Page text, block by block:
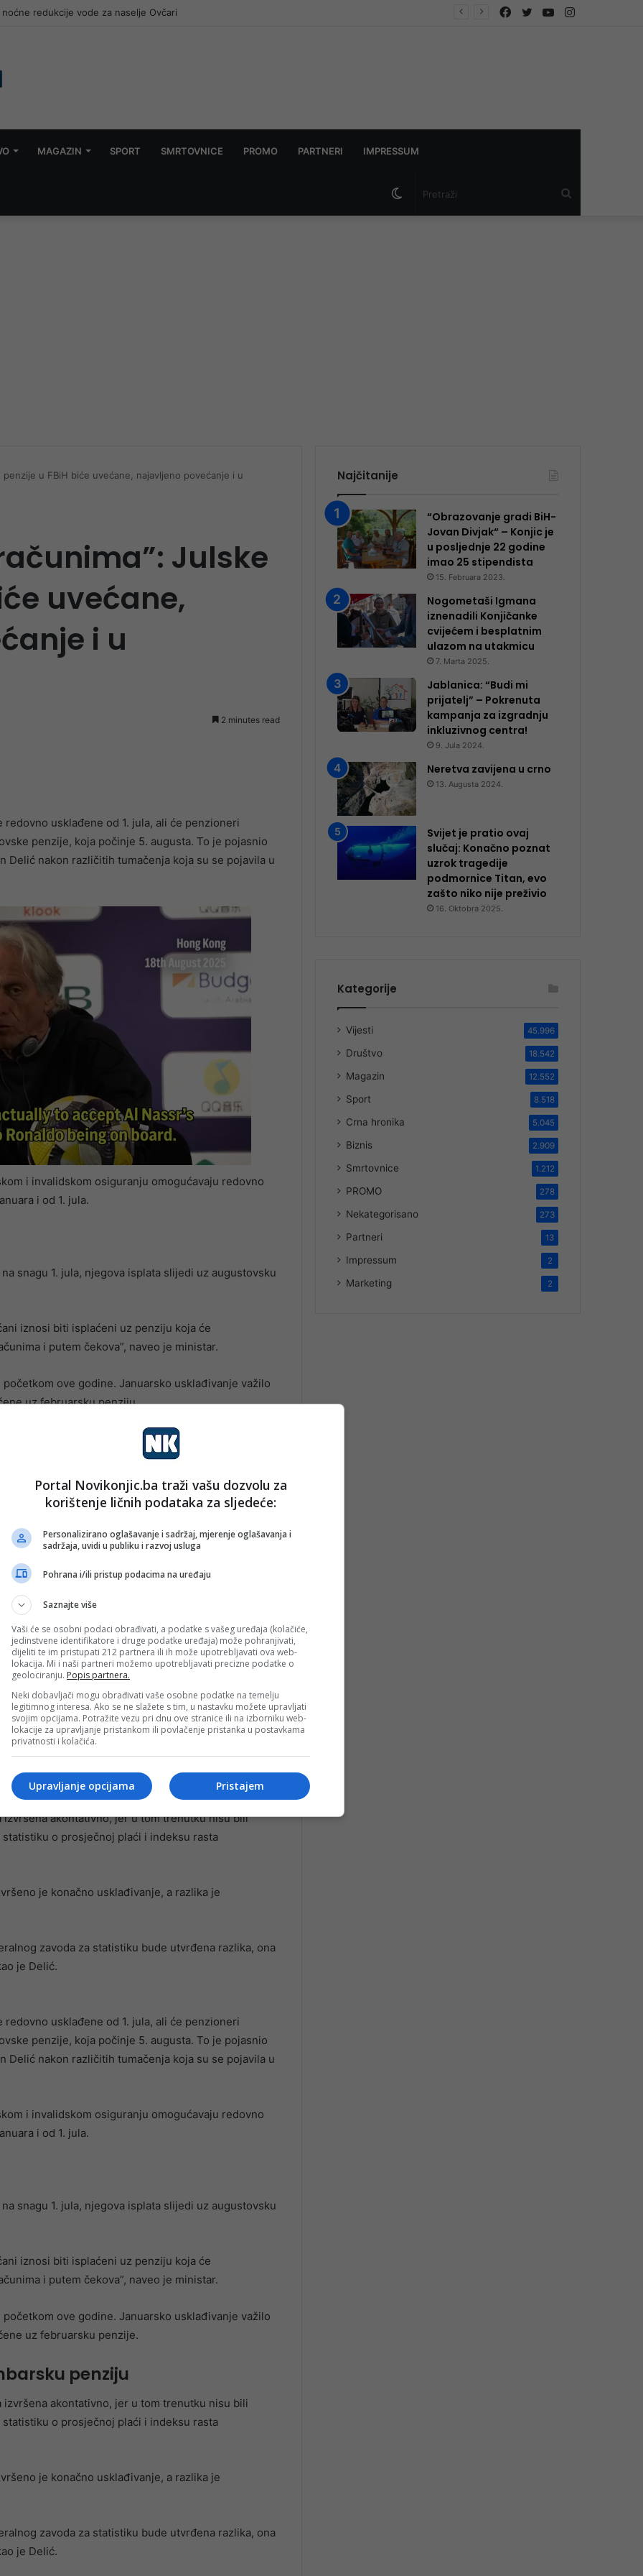
redukcije vode za naselje Ovčari Instagram
YouTube
Twitter
Facebook
MAGAZIN SPORT SMRTOVNICE PROMO PARTNERI IMPRESSUM
Switch
penzije u FBiH biće uvećane, najavljeno povećanje i u
Julske
uvećane,
i u
2 minutes read
usklađene od 1. jula, ali će penzioneri
penzije, koja počinje 5. augusta. To je pojasnio
nakon različitih tumačenja koja su se pojavila u
i invalidskom osiguranju omogućavaju redovno
i od 1. jula.
snagu 1. jula, njegova isplata slijedi uz augustovsku
iznosi biti isplaćeni uz penziju koja će
i putem čekova”, naveo je ministar.
ove godine. Januarsko usklađivanje važilo
uz februarsku penziju.
penziju
akontativno, jer u tom trenutku nisu bili
o prosječnoj plaći i indeksu rasta
je konačno usklađivanje, a razlika je
zavoda za statistiku bude utvrđena razlika, ona
je Delić.
usklađene od 1. jula, ali će penzioneri
penzije, koja počinje 5. augusta. To je pojasnio
nakon različitih tumačenja koja su se pojavila u
i invalidskom osiguranju omogućavaju redovno
i od 1. jula.
snagu 1. jula, njegova isplata slijedi uz augustovsku
iznosi biti isplaćeni uz penziju koja će
i putem čekova”, naveo je ministar.
ove godine. Januarsko usklađivanje važilo
uz februarsku penzije.
penziju
akontativno, jer u tom trenutku nisu bili
o prosječnoj plaći i indeksu rasta
je konačno usklađivanje, a razlika je
zavoda za statistiku bude utvrđena razlika, ona
je Delić.
Najčitanije
“Obrazovanje gradi BiH-
Jovan Divjak“ – Konjic je
u posljednje 22 godine
imao 25 ​​stipendista
15. Februara 2023.
Nogometaši Igmana
iznenadili Konjičanke
cvijećem i besplatnim
ulazom na utakmicu
7. Marta 2025.
Jablanica: “Budi mi
prijatelj” – Pokrenuta
kampanja za izgradnju
inkluzivnog centra!
9. Jula 2024.
Neretva zavijena u crno
13. Augusta 2024.
Svijet je pratio ovaj
slučaj: Konačno poznat
uzrok tragedije
podmornice Titan, evo
zašto niko nije preživio
16. Oktobra 2025.
Kategorije
Vijesti 45.996
Društvo 18.542
Magazin 12.552
Sport 8.518
Crna hronika 5.045
Biznis 2.909
Smrtovnice 1.212
PROMO 278
Nekategorisano 273
Partneri 13
Impressum 2
Marketing 2
Portal Novikonjic.ba traži vašu dozvolu za
korištenje ličnih podataka za sljedeće:
Personalizirano oglašavanje i sadržaj, mjerenje oglašavanja i
sadržaja, uvidi u publiku i razvoj usluga
Pohrana i/ili pristup podacima na uređaju
Saznajte više
Vaši će se osobni podaci obrađivati, a podatke s vašeg uređaja (kolačiće,
jedinstvene identifikatore i druge podatke uređaja) može pohranjivati,
dijeliti te im pristupati 212 partnera ili ih može upotrebljavati ova web-
lokacija. Mi i naši partneri možemo upotrebljavati precizne podatke o
geolociranju. Popis partnera.
Neki dobavljači mogu obrađivati vaše osobne podatke na temelju
legitimnog interesa. Ako se ne slažete s tim, u nastavku možete upravljati
svojim opcijama. Potražite vezu pri dnu ove stranice ili na izborniku web-
lokacije za upravljanje pristankom ili povlačenje pristanka u postavkama
privatnosti i kolačića.
Pristajem
Upravljanje opcijama